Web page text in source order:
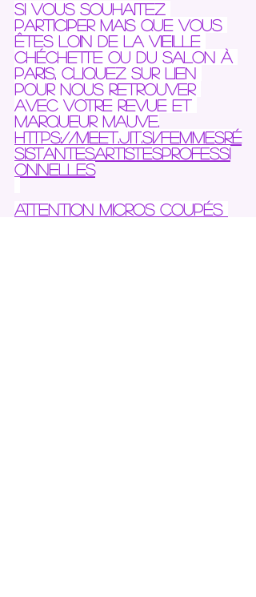
Si vous souhaitez
participer mais que vous
êtes loin de la vieille
chéchette ou du salon à
Paris, cliquez sur lien
pour nous retrouver
avec votre revue et
marqueur mauve.
https://meet.jit.si/femmesré
sistantesartistesprofessi
onnelles
Attention micros coupés